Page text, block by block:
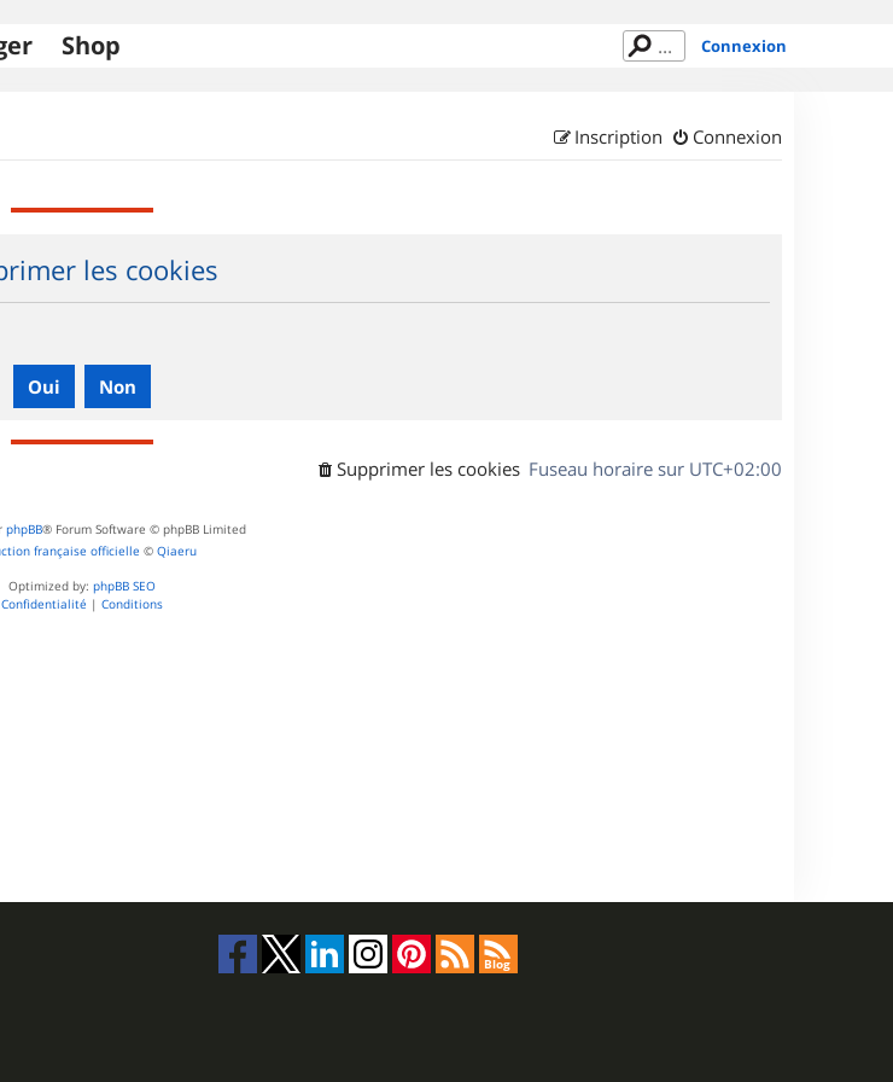
Shop Connexion
Connexion
Inscription
les cookies
Fuseau horaire sur UTC+02:00
Supprimer les cookies
phpBB® Forum Software © phpBB Limited
française officielle © Qiaeru
Optimized by: phpBB SEO
Confidentialité | Conditions